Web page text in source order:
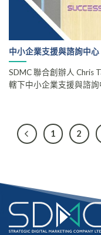
中小企業支援與諮詢中
SDMC 聯合創辦人 Chris
轄下中小企業支援與諮詢
1 2